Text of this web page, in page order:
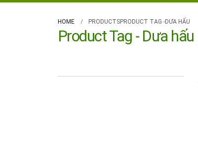
HOME PRODUCTSPRODUCT TAG -DƯA HẤU
Product Tag - Dưa hấu